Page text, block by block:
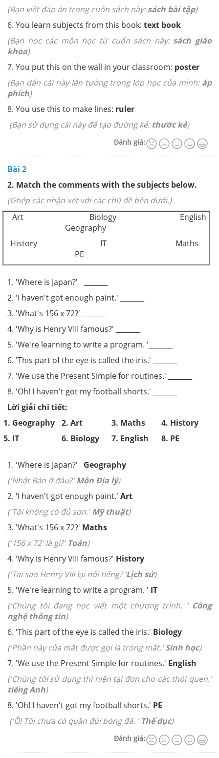
(Bạn viết đáp án trong cuốn sách này:sách bài tập)
6. You learn subjects from this book: text book
(Bạn học các môn học từ cuốn sách này: sách giáo
khoa)
7. You put this on the wall in your classroom: poster
(Bạn dán cái này lên tường trong lớp học của mình: áp
phích)
8. You use this to make lines: ruler
(Bạn sử dụng cái này để tạo đường kẻ: thước kẻ)
Đánh giá:
Bài 2
2. Match the comments with the subjects below.
(Ghép các nhận xét với các chủ đề bên dưới.)
Art Biology English
Geography
History IT Maths
PE
1. 'Where is Japan?' _______
2. 'I haven't got enough paint.' _______
3. 'What's 156 x 72?' _______
4. 'Why is Henry VIII famous?' _______
5. 'We're learning to write a program. '_______
6. 'This part of the eye is called the iris.' _______
7. 'We use the Present Simple for routines.' _______
8. 'Oh! I haven't got my football shorts.' _______
Lời giải chi tiết:
1. Geography
2. Art 3. Maths
4. History
5. IT
6. Biology 7. English 8. PE
1. 'Where is Japan?' Geography
('Nhật Bản ở đâu?'Môn Địa lý)
2. 'I haven't got enough paint.' Art
('Tôi không có đủ sơn.'Mỹ thuật)
3. 'What's 156 x 72?' Maths
('156 x 72' là gì?' Toán)
4. 'Why is Henry VIII famous?' History
('Tại sao Henry VIII lại nổi tiếng? ‘Lịch sử)
5. 'We're learning to write a program. ' IT
('Chúng tôi đang học viết một chương trình. ' Công
nghệ thông tin)
6. 'This part of the eye is called the iris.' Biology
('Phần này của mắt được gọi là tròng mắt.'Sinh học)
7. 'We use the Present Simple for routines.' English
('Chúng tôi sử dụng thì hiện tại đơn cho các thói quen.'
tiếng Anh)
8. 'Oh! I haven't got my football shorts.' PE
('Ồ! Tôi chưa có quần đùi bóng đá. ' Thể dục)
Đánh giá: